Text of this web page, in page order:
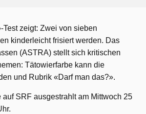
Test zeigt: Zwei von sieben
kinderleicht frisiert werden. Das
(ASTRA) stellt sich kritischen
Tätowierfarbe kann die
und Rubrik «Darf man das?».
auf SRF ausgestrahlt am Mittwoch 25